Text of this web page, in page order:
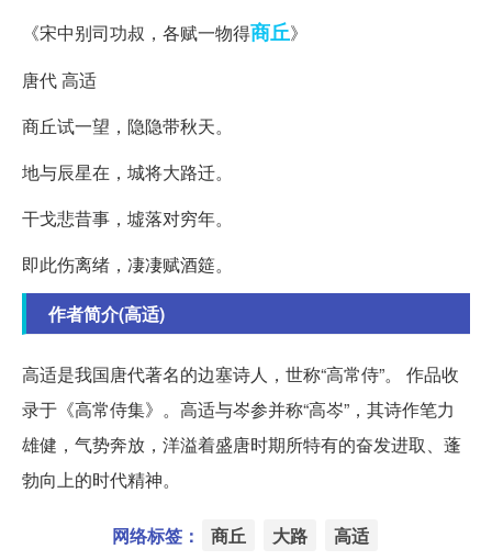
《宋中别司功叔，各赋一物得商丘》
唐代 高适
商丘试一望，隐隐带秋天。
地与辰星在，城将大路迁。
干戈悲昔事，墟落对穷年。
即此伤离绪，凄凄赋酒筵。
作者简介(高适)
高适是我国唐代著名的边塞诗人，世称“高常侍”。 作品收
录于《高常侍集》。高适与岑参并称“高岑”，其诗作笔力
雄健，气势奔放，洋溢着盛唐时期所特有的奋发进取、蓬
勃向上的时代精神。
网络标签： 商丘 大路 高适